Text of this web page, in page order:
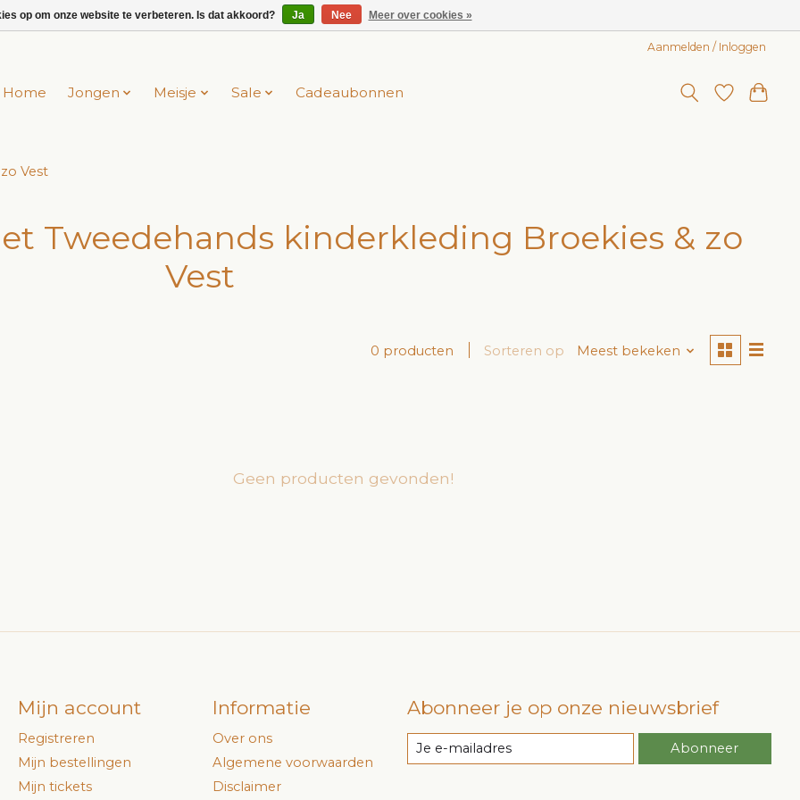
Aanmelden / Inloggen
Home Jongen Meisje Sale Cadeaubonnen
Vest
Tweedehands kinderkleding Broekies & zo
Vest
0 producten Sorteren op Meest bekeken
Geen producten gevonden!
Mijn account
Registreren
Mijn bestellingen
Mijn tickets
Informatie
Over ons
Algemene voorwaarden
Disclaimer
Abonneer je op onze nieuwsbrief
Abonneer
op om onze website te verbeteren. Is dat akkoord? Ja Nee Meer over cookies »